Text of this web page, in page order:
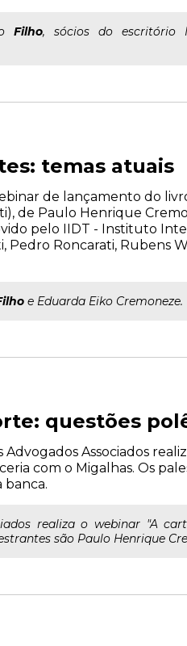
Filho, sócios do escritório
temas atuais
de lançamento do
de Paulo Henrique
pelo IIDT - Instituto
Pedro Roncarati, Rubens
e Eduarda Eiko Cremoneze.
questões
Associados
com o Migalhas. Os
banca.
realiza o webinar "A
são Paulo Henrique